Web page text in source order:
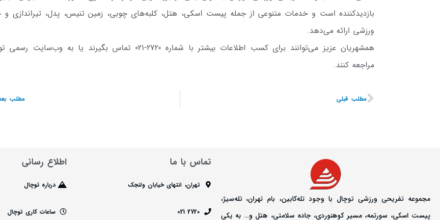
بازدیدکننده است و خدمات متنوعی از جمله پیست اسکی، هتل، کلبه‌های چوبی، زمین تنیس، پدل، تیراندازی و
ورزشی ارائه می‌دهد.
همشهریان عزیز می‌توانند برای کسب اطلاعات بیشتر با شماره 2720-021 تماس بگیرند یا به
مراجعه کنند.
مطلب قبلی مطلب
مجموعه تفریحی ورزشی توچال با وجود تله‌کابین، بام تهران، تله‌سیژ،
پیست اسکی، سورتمه، مسیر کوهنوردی، جاده سلامتی، هتل و… به یکی
تماس با ما
تهران، انتهای خیابان ولنجک
2720 021
اطلاع رسانی
درباره توچال
ساعات کاری توچال